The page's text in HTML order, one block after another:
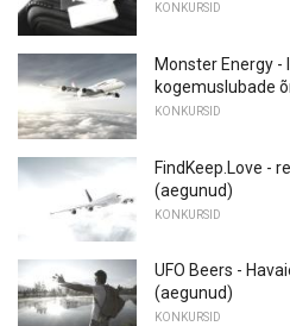
KONKURSID
Monster Energy -
kogemuslubade
KONKURSID
FindKeep.Love -
(aegunud)
KONKURSID
UFO Beers -
(aegunud)
KONKURSID